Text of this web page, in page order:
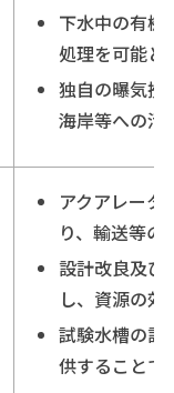
下水中の有機
処理を可能と
独自の曝気攪
海岸等への汚
アクアレータ
り、輸送等
設計改良及び
し、資源の
試験水槽の設
供することで